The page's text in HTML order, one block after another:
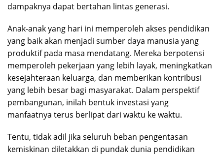
dampaknya dapat bertahan lintas generasi.
Anak-anak yang hari ini memperoleh akses pendidikan
yang baik akan menjadi sumber daya manusia yang
produktif pada masa mendatang. Mereka berpotensi
memperoleh pekerjaan yang lebih layak, meningkatkan
kesejahteraan keluarga, dan memberikan kontribusi
yang lebih besar bagi masyarakat. Dalam perspektif
pembangunan, inilah bentuk investasi yang
manfaatnya terus berlipat dari waktu ke waktu.
Tentu, tidak adil jika seluruh beban pengentasan
kemiskinan diletakkan di pundak dunia pendidikan